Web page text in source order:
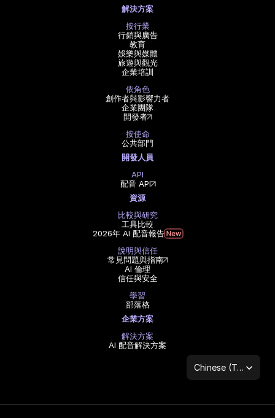
解決方案
按行業
行銷與廣告
教育
娛樂與媒體
旅遊與觀光
企業培訓
依角色
創作者與影響力者
企業團隊
開發者
按使命
公共部門
開發人員
API
配音 API
資源
比較與研究
工具比較
2026年 AI 配音報告
說明與信任
常見問題與指南
AI 倫理
信任與安全
學習
部落格
企業方案
解決方案
AI 配音解決方案
Select Language
Chinese (Traditional Han)